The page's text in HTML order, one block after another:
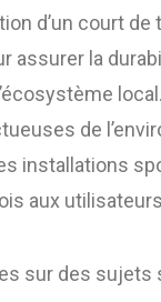
d’un court de
assurer la
de
installations
aux
sur des sujets